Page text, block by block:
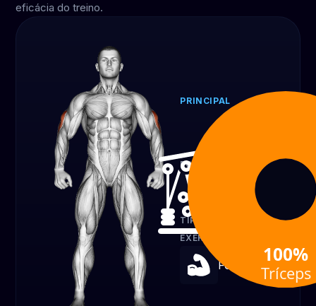
eficácia do treino.
PRINCIPAL
Tríceps
EQUIPAMENTO
TIPO DE
EXERCÍCIO
Força 100%
Tríceps